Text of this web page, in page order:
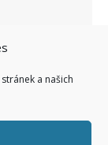
a našich